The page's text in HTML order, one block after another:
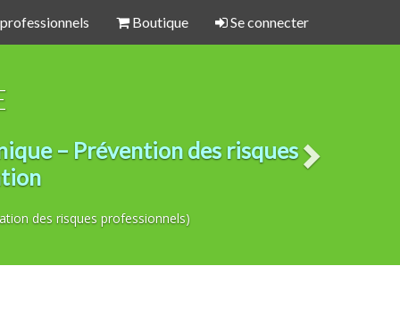
Boutique Se connecter
– Prévention des risques
des risques professionnels)